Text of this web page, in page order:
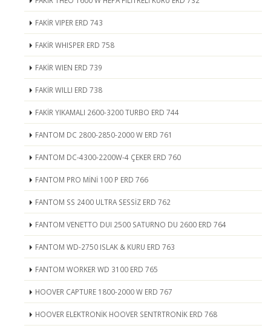
FAKİR VIPER ERD 743
FAKİR WHISPER ERD 758
FAKİR WIEN ERD 739
FAKİR WILLI ERD 738
FAKİR YIKAMALI 2600-3200 TURBO ERD 744
FANTOM DC 2800-2850-2000 W ERD 761
FANTOM DC-4300-2200W-4 ÇEKER ERD 760
FANTOM PRO MİNİ 100 P ERD 766
FANTOM SS 2400 ULTRA SESSİZ ERD 762
FANTOM VENETTO DUI 2500 SATURNO DU 2600 ERD 764
FANTOM WD-2750 ISLAK & KURU ERD 763
FANTOM WORKER WD 3100 ERD 765
HOOVER CAPTURE 1800-2000 W ERD 767
HOOVER ELEKTRONİK HOOVER SENTRTRONİK ERD 768